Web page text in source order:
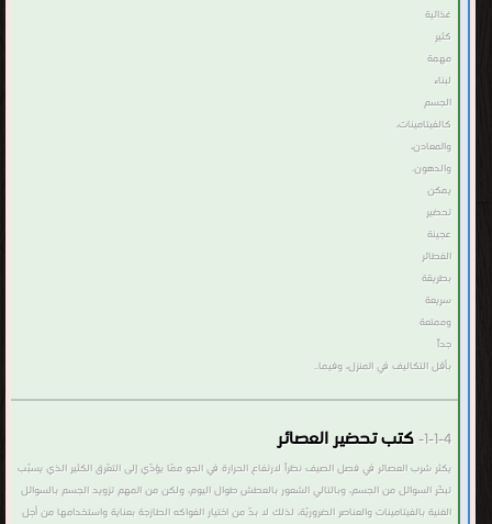
غذائية
كثير
مهمة
لبناء
الجسم
كالفيتامينات،
والمعادن،
والدهون.
يمكن
تحضير
عجينة
الفطائر
بطريقة
سريعة
وممتعة
جداًَ
بأقل التكاليف في المنزل، وفيما..
1-1-4- كتب تحضير العصائر
يكثر شرب العصائر في فصل الصيف نظراً لارتفاع الحرارة في الجو ممّا يؤدّي إلى التعّرق الكثير الذي يسبّب
تبخّر السوائل من الجسم، وبالتالي الشعور بالعطش طوال اليوم، ولكن من المهم تزويد الجسم بالسوائل
الغنية بالفيتامينات والعناصر الضروريّة، لذلك لا بدّ من اختيار الفواكه الطازجة بعناية واستخدامها من أجل